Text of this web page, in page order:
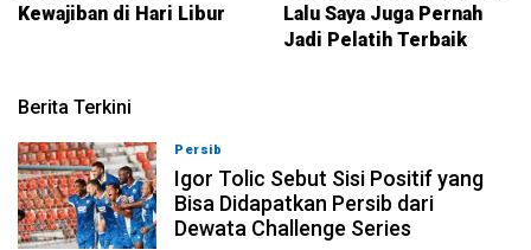
Kewajiban di Hari Libur
Lalu Saya Juga Pernah
Jadi Pelatih Terbaik
Berita Terkini
Persib
Igor Tolic Sebut Sisi Positif yang
Bisa Didapatkan Persib dari
Dewata Challenge Series